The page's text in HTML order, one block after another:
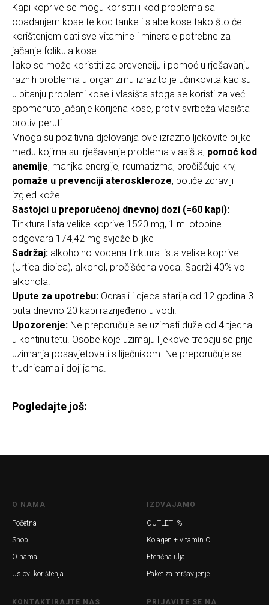
Kapi koprive se mogu koristiti i kod problema sa
opadanjem kose te kod tanke i slabe kose tako što će
korištenjem dati sve vitamine i minerale potrebne za
jačanje folikula kose.
Iako se može koristiti za prevenciju i pomoć u rješavanju
raznih problema u organizmu izrazito je učinkovita kad su
u pitanju problemi kose i vlasišta stoga se koristi za već
spomenuto jačanje korijena kose, protiv svrbeža vlasišta i
protiv peruti.
Mnoga su pozitivna djelovanja ove izrazito ljekovite biljke
među kojima su: rješavanje problema vlasišta, pomoć kod
anemije, manjka energije, reumatizma, pročišćuje krv,
pomaže u prevenciji ateroskleroze, potiče zdraviji
izgled kože.
Sastojci u preporučenoj dnevnoj dozi (=60 kapi):
Tinktura lista velike koprive 1520 mg, 1 ml otopine
odgovara 174,42 mg svježe biljke
Sadržaj: alkoholno-vodena tinktura lista velike koprive
(Urtica dioica), alkohol, pročišćena voda. Sadrži 40% vol
alkohola.
Upute za upotrebu: Odrasli i djeca starija od 12 godina 3
puta dnevno 20 kapi razrijeđeno u vodi.
Upozorenje: Ne preporučuje se uzimati duže od 4 tjedna
u kontinuitetu. Osobe koje uzimaju lijekove trebaju se prije
uzimanja posavjetovati s liječnikom. Ne preporučuje se
trudnicama i dojiljama.
Pogledajte još:
O NAMA
Početna
Shop
O nama
Uslovi korištenja
IZDVAJAMO
OUTLET -%
Kolagen + vitamin C
Eterična ulja
Paket za mršavljenje
KONTAKTIRAJTE NAS PRIJAVITE SE NA